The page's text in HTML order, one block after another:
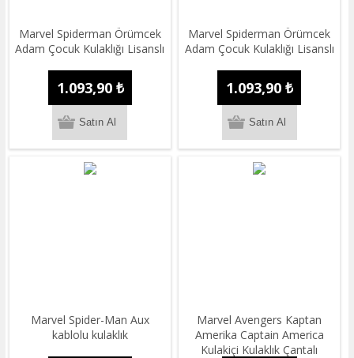
Marvel Spiderman Örümcek
Adam Çocuk Kulaklığı Lisanslı
1.093,90 ₺
Marvel Spiderman Örümcek
Adam Çocuk Kulaklığı Lisanslı
1.093,90 ₺
Marvel Spider-Man Aux
kablolu kulaklık
Marvel Avengers Kaptan
Amerika Captain America
Kulakiçi Kulaklık Çantalı